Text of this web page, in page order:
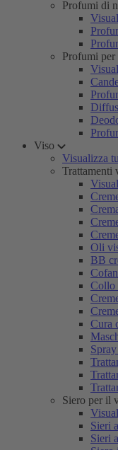
Profumi di
Profumi per
Viso
Visualizza
Trattamenti
Oli
BB
Collo
Cura
Siero per il
Sieri
Sieri